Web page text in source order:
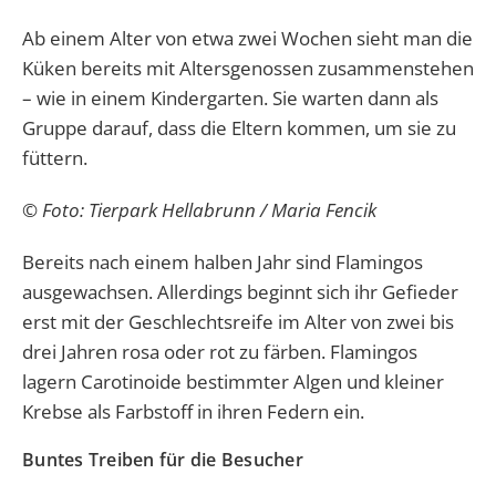
Ab einem Alter von etwa zwei Wochen sieht man die
Küken bereits mit Altersgenossen zusammenstehen
– wie in einem Kindergarten. Sie warten dann als
Gruppe darauf, dass die Eltern kommen, um sie zu
füttern.
© Foto: Tierpark Hellabrunn / Maria Fencik
Bereits nach einem halben Jahr sind Flamingos
ausgewachsen. Allerdings beginnt sich ihr Gefieder
erst mit der Geschlechtsreife im Alter von zwei bis
drei Jahren rosa oder rot zu färben. Flamingos
lagern Carotinoide bestimmter Algen und kleiner
Krebse als Farbstoff in ihren Federn ein.
Buntes Treiben für die Besucher